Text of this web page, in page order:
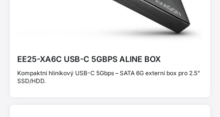
EE25-XA6C USB-C 5GBPS ALINE BOX
Kompaktní hliníkový USB-C 5Gbps – SATA 6G externí box pro 2.5"